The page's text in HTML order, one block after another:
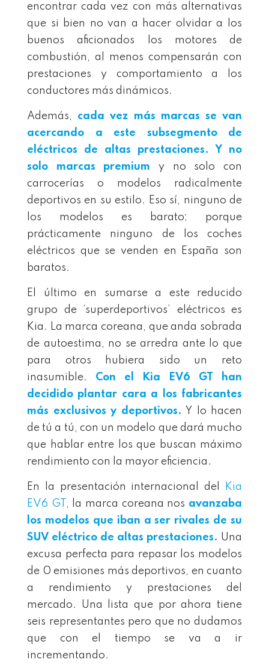
encontrar cada vez con más alternativas
que si bien no van a hacer olvidar a los
buenos aficionados los motores de
combustión, al menos compensarán con
prestaciones y comportamiento a los
conductores más dinámicos.
Además, cada vez más marcas se van
acercando a este subsegmento de
eléctricos de altas prestaciones. Y no
solo marcas premium y no solo con
carrocerías o modelos radicalmente
deportivos en su estilo. Eso sí, ninguno de
los modelos es barato; porque
prácticamente ninguno de los coches
eléctricos que se venden en España son
baratos.
El último en sumarse a este reducido
grupo de ‘superdeportivos’ eléctricos es
Kia. La marca coreana, que anda sobrada
de autoestima, no se arredra ante lo que
para otros hubiera sido un reto
inasumible.
Con el Kia EV6 GT han
decidido plantar cara a los fabricantes
más exclusivos y deportivos. Y lo hacen
de tú a tú, con un modelo que dará mucho
que hablar entre los que buscan máximo
rendimiento con la mayor eficiencia.
En la presentación internacional del
Kia
EV6 GT
, la marca coreana nos avanzaba
los modelos que iban a ser rivales de su
SUV eléctrico de altas prestaciones. Una
excusa perfecta para repasar los modelos
de 0 emisiones más deportivos, en cuanto
a rendimiento y prestaciones del
mercado. Una lista que por ahora tiene
seis representantes pero que no dudamos
que con el tiempo se va a ir
incrementando.